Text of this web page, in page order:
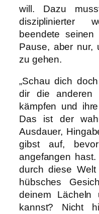
will. Dazu
disziplinierter
beendete
Pause, aber nur,
zu gehen.
„Schau dich
dir die anderen
kämpfen und
Das ist der
Ausdauer,
gibst auf,
angefangen
durch diese
hübsches
deinem Lächeln
kannst? Nicht